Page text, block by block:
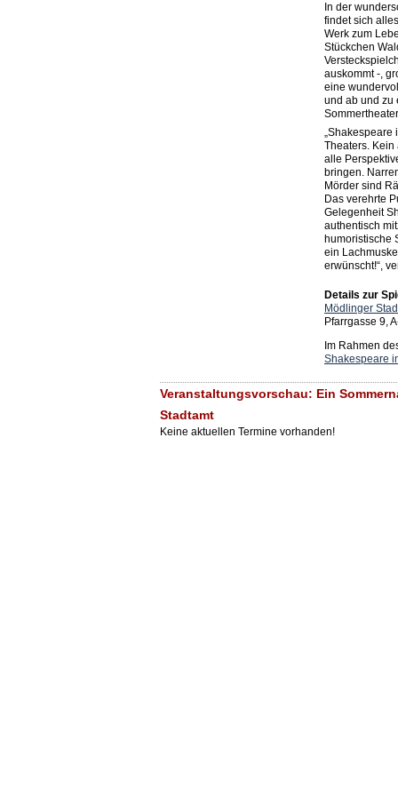
In der
findet sich
Werk zum
Stückchen
auskommt -,
eine
und ab und zu
„Shakespeare
Theaters. Kein
alle
bringen.
Mörder sind
Das verehrte
Gelegenheit
authentisch
humoristische
ein
erwünscht!“,
Details zur
Mödlinger
Pfarrgasse 9,
Im Rahmen
Shakespeare
Veranstaltungsvorschau: Ein
Stadtamt
Keine aktuellen Termine vorhanden!